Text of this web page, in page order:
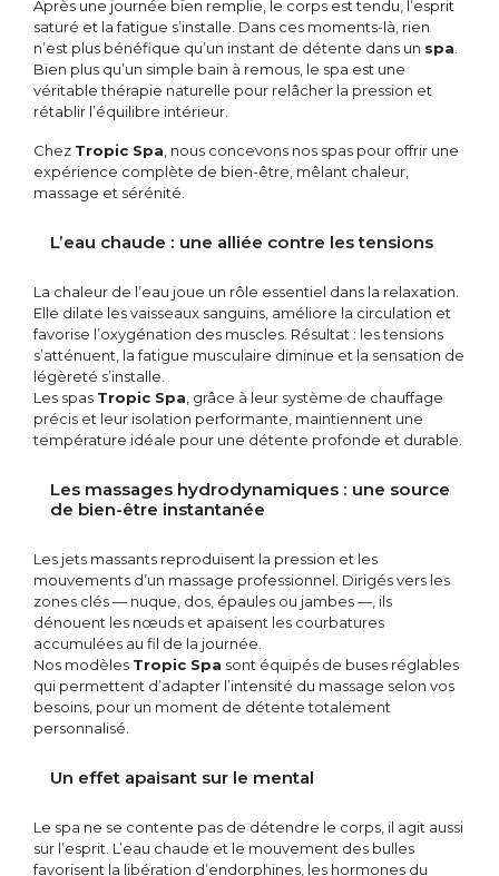
Après une journée bien remplie, le corps est tendu, l’esprit
saturé et la fatigue s’installe. Dans ces moments-là, rien
n’est plus bénéfique qu’un instant de détente dans un spa
Bien plus qu’un simple bain à remous, le spa est une
véritable thérapie naturelle pour relâcher la pression et
rétablir l’équilibre intérieur.
Chez Tropic Spa , nous concevons nos spas pour offrir une
expérience complète de bien-être, mêlant chaleur,
massage et sérénité.
L’eau chaude : une alliée contre les tensions
La chaleur de l’eau joue un rôle essentiel dans la relaxation.
Elle dilate les vaisseaux sanguins, améliore la circulation et
favorise l’oxygénation des muscles. Résultat : les tensions
s’atténuent, la fatigue musculaire diminue et la sensation de
légèreté s’installe.
Les spas Tropic Spa , grâce à leur système de chauffage
précis et leur isolation performante, maintiennent une
température idéale pour une détente profonde et durable.
Les massages hydrodynamiques : une source
de bien-être instantanée
Les jets massants reproduisent la pression et les
mouvements d’un massage professionnel. Dirigés vers les
zones clés — nuque, dos, épaules ou jambes —, ils
dénouent les nœuds et apaisent les courbatures
accumulées au fil de la journée.
Nos modèles Tropic Spa sont équipés de buses réglables
qui permettent d’adapter l’intensité du massage selon vos
besoins, pour un moment de détente totalement
personnalisé.
Un effet apaisant sur le mental
Le spa ne se contente pas de détendre le corps, il agit aussi
sur l’esprit. L’eau chaude et le mouvement des bulles
favorisent la libération d’endorphines, les hormones du